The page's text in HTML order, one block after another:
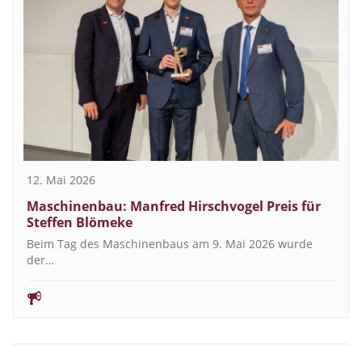
12. Mai 2026
Maschinenbau: Manfred Hirschvogel Preis für
Steffen Blömeke
Beim Tag des Maschinenbaus am 9. Mai 2026 wurde
der…